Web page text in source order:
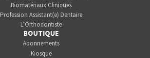
Biomatériaux Cliniques
Profession Assistant(e) Dentaire
L’Orthodontiste
BOUTIQUE
Abonnements
Kiosque